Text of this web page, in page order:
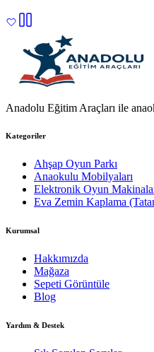
Anadolu Eğitim Araçları ile
Kategoriler
Ahşap Oyun Parkı
Anaokulu Mobilyaları
Elektronik Oyun
Eva Zemin Kaplama
Kurumsal
Hakkımızda
Mağaza
Sepeti Görüntüle
Blog
Yardım & Destek